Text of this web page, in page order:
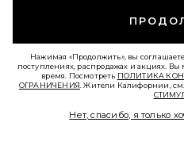
Нажимая «Продолжить», вы
поступлениях, распродажах и акциях. Вы
время. Посмотреть ПОЛИТИКА
ОГРАНИЧЕНИЯ . Жители Калифорнии,
Нет, спасибо, я только